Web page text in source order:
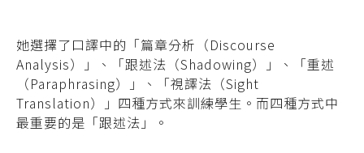
她選擇了口譯中的「篇章分析（Discourse
Analysis）」、「跟述法（Shadowing）」、「重述
（Paraphrasing）」、「視譯法（Sight
Translation）」四種方式來訓練學生。而四種方式中
最重要的是「跟述法」。